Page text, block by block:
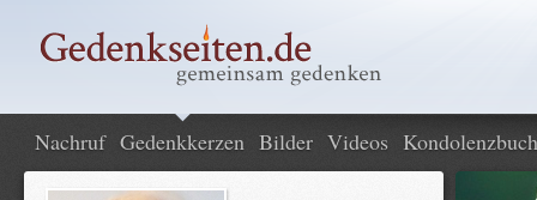
Nachruf Gedenkkerzen Bilder Videos Kondolenzbuch